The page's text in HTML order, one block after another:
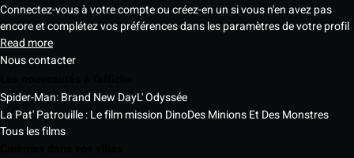
Connectez-vous à votre compte ou créez-en un si vous n'en avez pas
encore et complétez vos préférences dans les paramètres de votre profil
Read more
Nous contacter
Spider-Man: Brand New DayL' Odyssée
La Pat' Patrouille : Le film mission DinoDes Minions Et Des Monstres
Tous les films